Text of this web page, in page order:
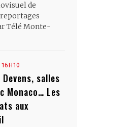
de
Télé Monte-
salles
Monaco… Les
aux